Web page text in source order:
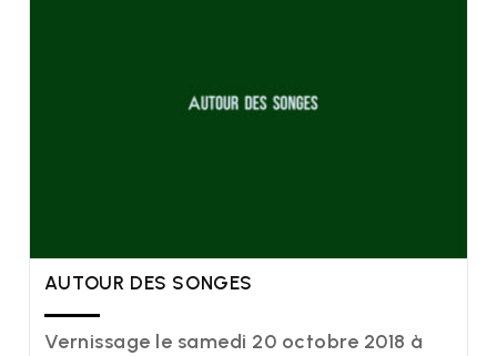
AUTOUR DES SONGES
Vernissage le samedi 20 octobre 2018 à